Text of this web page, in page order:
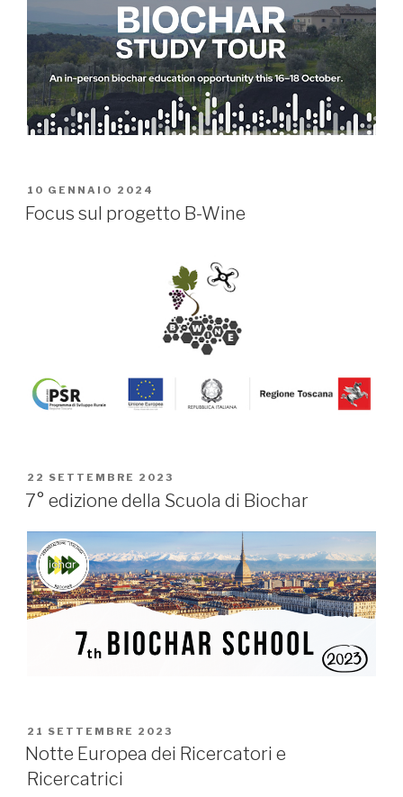
PUBBLICATO
IL
10 GENNAIO 2024
Focus sul progetto B-Wine
PUBBLICATO
IL
22 SETTEMBRE 2023
7° edizione della Scuola di Biochar
PUBBLICATO
IL
21 SETTEMBRE 2023
Notte Europea dei Ricercatori e
Ricercatrici